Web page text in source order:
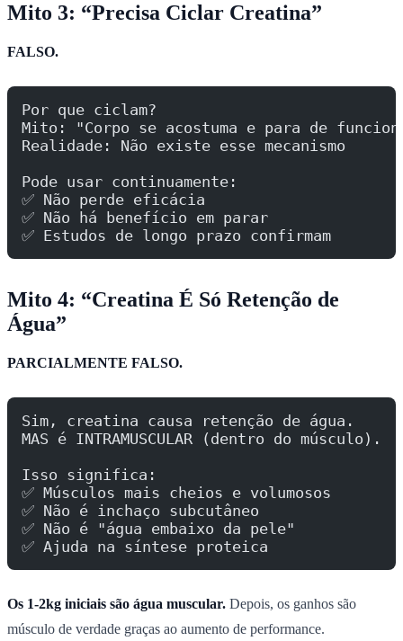
Mito 3: “Precisa Ciclar Creatina”
FALSO.
Por que ciclam?
Mito: "Corpo se acostuma e para de
Realidade: Não existe esse mecanismo
Pode usar continuamente:
✅ Não perde eficácia
✅ Não há benefício em parar
✅ Estudos de longo prazo confirmam
Mito 4: “Creatina É Só Retenção de
Água”
PARCIALMENTE FALSO.
Sim, creatina causa retenção de água.
MAS é INTRAMUSCULAR (dentro do músculo).
Isso significa:
✅ Músculos mais cheios e volumosos
✅ Não é inchaço subcutâneo
✅ Não é "água embaixo da pele"
✅ Ajuda na síntese proteica
Os 1-2kg iniciais são água muscular. Depois, os ganhos são
músculo de verdade graças ao aumento de performance.